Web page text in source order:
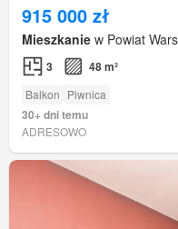
915 000 zł
Mieszkanie w Powiat
3 48 m²
Balkon Piwnica
30+ dni temu
ADRESOWO